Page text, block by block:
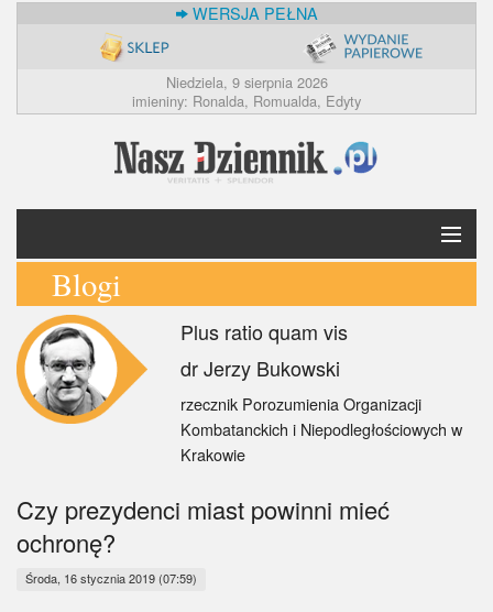
WERSJA PEŁNA
Niedziela, 9 sierpnia 2026
imieniny: Ronalda, Romualda, Edyty
Krótko
Polska
Świat
Wiara
Blogi
Plus ratio quam vis
dr Jerzy Bukowski
rzecznik Porozumienia Organizacji
Kombatanckich i Niepodległościowych w
Krakowie
Czy prezydenci miast powinni mieć
ochronę?
Środa, 16 stycznia 2019 (07:59)